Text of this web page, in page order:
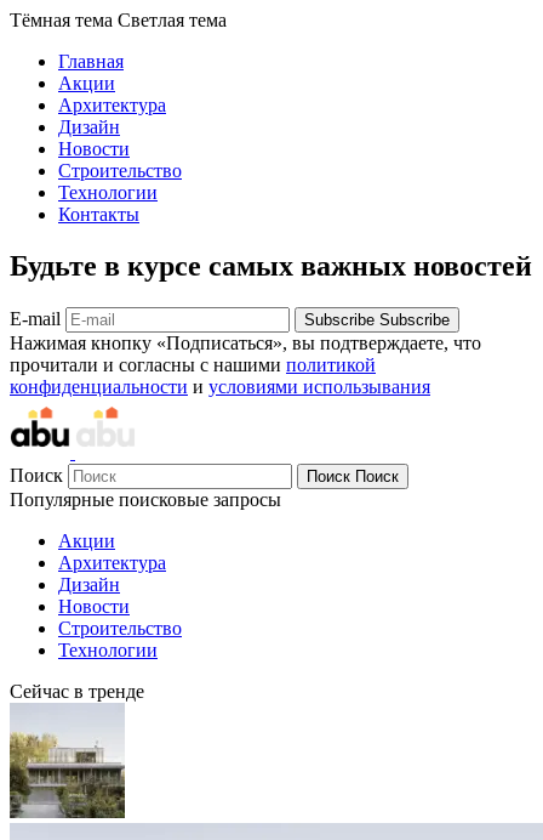
Тёмная тема Светлая тема
Главная
Акции
Архитектура
Дизайн
Новости
Строительство
Технологии
Контакты
Будьте в курсе самых важных новостей
E-mail Subscribe Subscribe
Нажимая кнопку «Подписаться», вы подтверждаете, что
прочитали и согласны с нашими политикой
конфиденциальности и условиями использывания
Поиск Поиск Поиск
Популярные поисковые запросы
Акции
Архитектура
Дизайн
Новости
Строительство
Технологии
Сейчас в тренде